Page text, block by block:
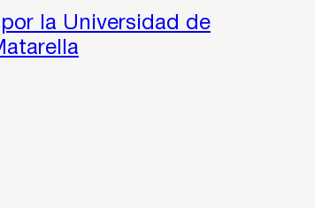
la Universidad de